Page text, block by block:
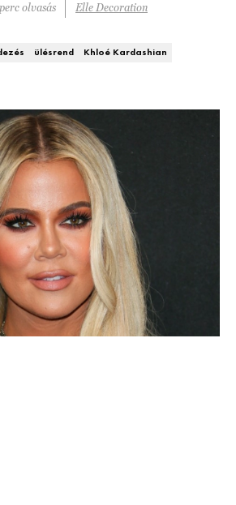
HÍRLEVÉL
olvasás Elle Decoration
ülésrend
Khloé Kardashian